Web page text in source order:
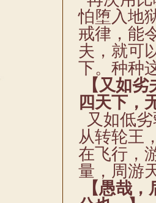
怕堕入地
戒律，能
夫，就可
下。种种
【又如
四天下，
又如低
从转轮王
在飞行，
量，周游
【愚哉